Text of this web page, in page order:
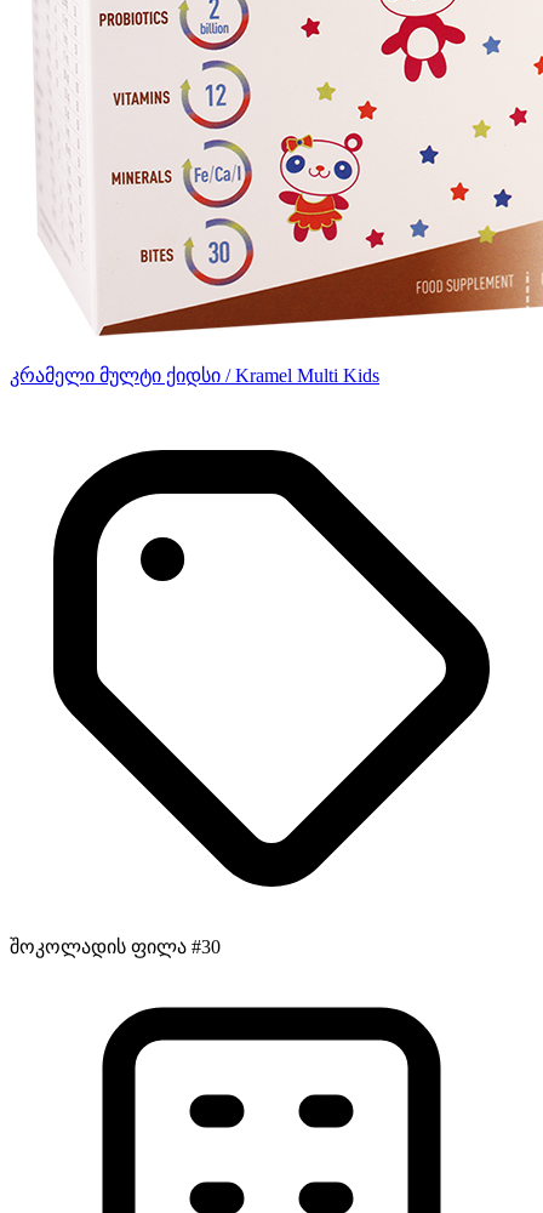
კრამელი მულტი ქიდსი / Kramel Multi Kids
შოკოლადის ფილა #30